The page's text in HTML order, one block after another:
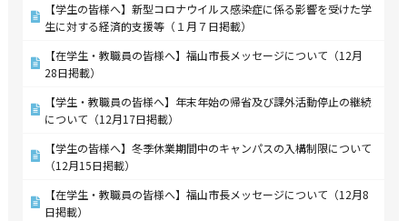
【学生の皆様へ】新型コロナウイルス感染症に係る影響を受けた学
生に対する経済的支援等（１月７日掲載）
【在学生・教職員の皆様へ】福山市長メッセージについて（12月
28日掲載）
【学生・教職員の皆様へ】年末年始の帰省及び課外活動停止の継続
について（12月17日掲載）
【学生の皆様へ】冬季休業期間中のキャンパスの入構制限について
（12月15日掲載）
【在学生・教職員の皆様へ】福山市長メッセージについて（12月8
日掲載）